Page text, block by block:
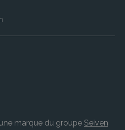
marque du groupe Seiven